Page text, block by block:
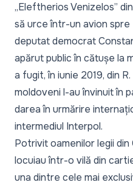
„Eleftherios Venizelos”
să urce într-un avion spre
deputat democrat
apărut public în cătușe la
a fugit, în iunie 2019, din
moldoveni l-au învinuit în
darea în urmărire
intermediul Interpol.
Potrivit oamenilor legii
locuiau într-o vilă din
una dintre cele mai